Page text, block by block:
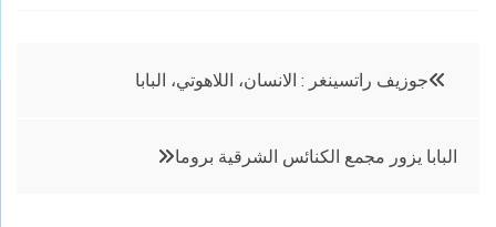
تصفّح
جوزيف راتسينغر : الانسان، اللاهوتي، البابا
البابا يزور مجمع الكنائس الشرقية بروما